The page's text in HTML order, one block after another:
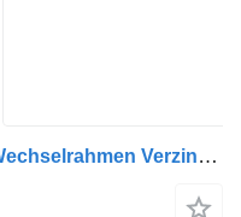
Schwarzmüller Lafette BDF – Wechselrahmen Verzinkten SAF